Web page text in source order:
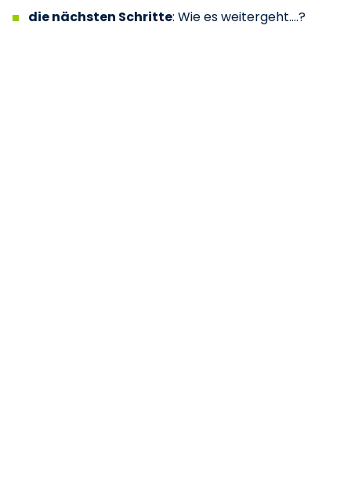
die nächsten Schritte: Wie es weitergeht….?